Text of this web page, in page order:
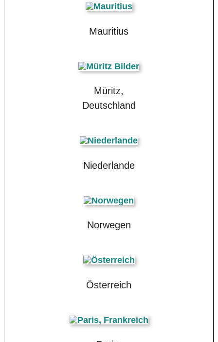
Mauritius
Müritz,
Deutschland
Niederlande
Norwegen
Österreich